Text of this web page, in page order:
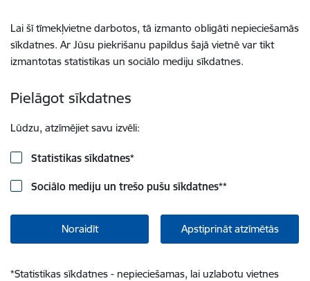
Lai šī tīmekļvietne darbotos, tā izmanto obligāti nepieciešamās
sīkdatnes. Ar Jūsu piekrišanu papildus šajā vietnē var tikt
izmantotas statistikas un sociālo mediju sīkdatnes.
Pielāgot sīkdatnes
Lūdzu, atzīmējiet savu izvēli:
Statistikas sīkdatnes*
Sociālo mediju un trešo pušu sīkdatnes**
Noraidīt Apstiprināt atzīmētās
*Statistikas sīkdatnes - nepieciešamas, lai uzlabotu vietnes